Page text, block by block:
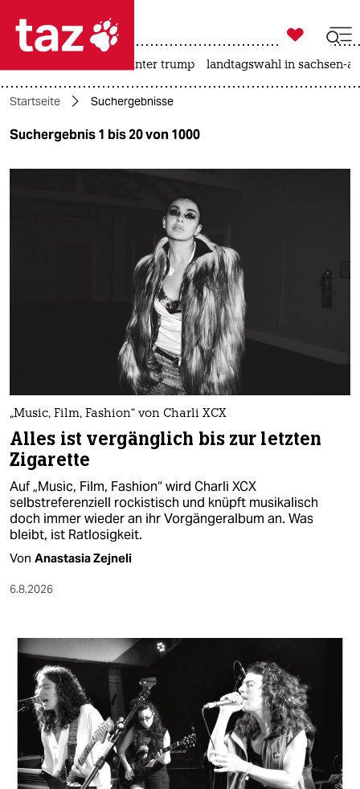
 taz zahl ich
taz zahl ich
themen
nord
wahrheit
verlag
verlag
veranstaltungen
shop
fragen & hilfe
genossenschaft
epaper login

taz zahl ich
usa unter trump landtagswahl in sachsen-
Startseite Suchergebnisse
Suchergebnis 1 bis 20 von 1000
„Music, Film, Fashion“ von Charli XCX
Alles ist vergänglich bis zur letzten
Zigarette
Auf „Music, Film, Fashion“ wird Charli XCX
selbstreferenziell rockistisch und knüpft musikalisch
doch immer wieder an ihr Vorgängeralbum an. Was
bleibt, ist Ratlosigkeit.
Von Anastasia Zejneli
6.8.2026